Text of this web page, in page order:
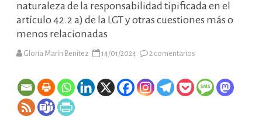
naturaleza de la responsabilidad tipificada en el
artículo 42.2 a) de la LGT y otras cuestiones más o
menos relacionadas
Gloria Marín Benítez 14/01/2024 2 comentarios
(nada)
peligrosas.
Libro